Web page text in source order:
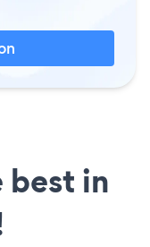
best in